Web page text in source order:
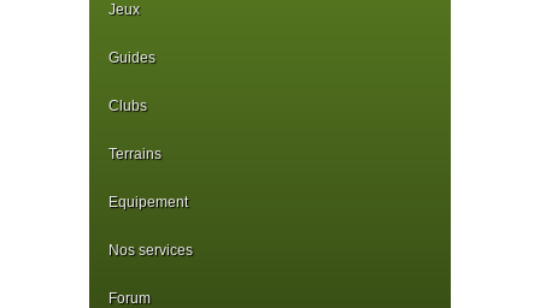
Jeux
Guides
Clubs
Terrains
Equipement
Nos services
Forum